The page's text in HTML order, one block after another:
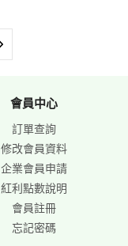
會員中心
訂單查詢
修改會員資料
企業會員申請
紅利點數說明
會員註冊
忘記密碼